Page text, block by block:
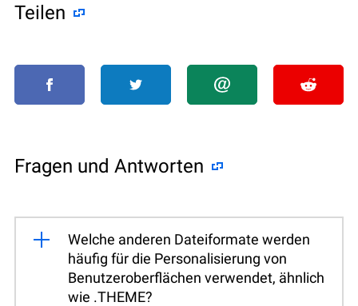
Teilen
Fragen und Antworten
Welche anderen Dateiformate werden
häufig für die Personalisierung von
Benutzeroberflächen verwendet, ähnlich
wie .THEME?